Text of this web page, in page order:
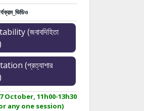
(জবাবদিহিতা
(প্রত্যাশার
October, 11h00-13h30
any one session)